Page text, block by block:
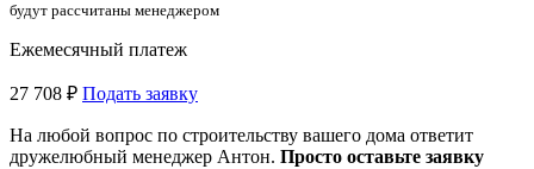
будут рассчитаны менеджером
Ежемесячный платеж
27 708 ₽ Подать заявку
На любой вопрос по строительству вашего дома ответит
дружелюбный менеджер Антон. Просто оставьте заявку